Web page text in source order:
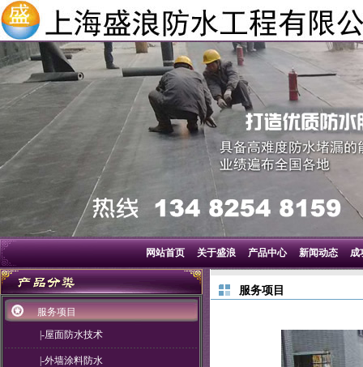
网站首页 关于盛浪 产品中心 新闻动态 成
服务项目
|-屋面防水技术
|-外墙涂料防水
服务项目